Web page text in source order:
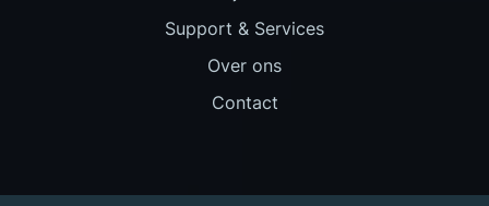
Support & Services
Over ons
Contact